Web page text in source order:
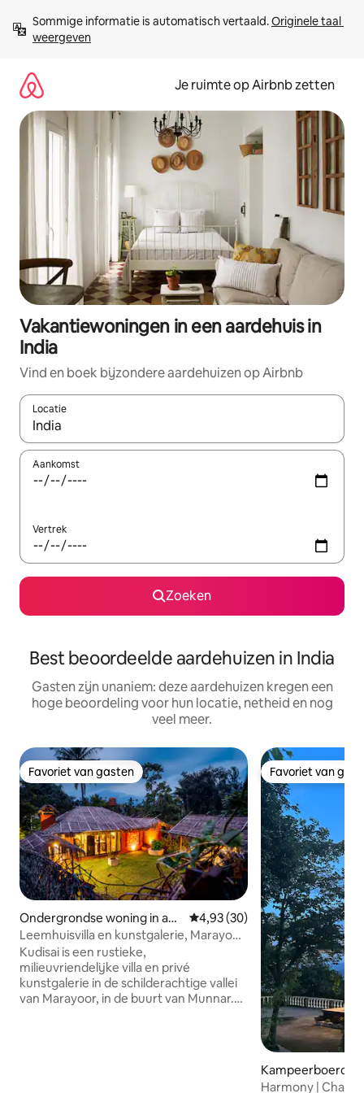
direct
naar
Sommige informatie is automatisch vertaald. Originele taal
weergeven
Je ruimte op Airbnb zetten
Vakantiewoningen in een aardehuis in
India
Vind en boek bijzondere aardehuizen op Airbnb
Locatie
Wanneer er suggesties beschikbaar zijn, maak je een keuze
Aankomst
Vertrek
Zoeken
Best beoordeelde aardehuizen in India
Gasten zijn unaniem: deze aardehuizen kregen een
hoge beoordeling voor hun locatie, netheid en nog
veel meer.
Favoriet van gasten
Favoriet van gasten
Ondergrondse woning in ana
kkalpetty
Gemiddelde beoordeling van
4,93 (30)
Leemhuisvilla en kunstgalerie, Marayoor,
Munnar
Kudisai is een rustieke,
milieuvriendelijke villa en privé
kunstgalerie in de schilderachtige vallei
van Marayoor, in de buurt van Munnar.
Favoriet van
Favoriet van
aroli
Harmony |